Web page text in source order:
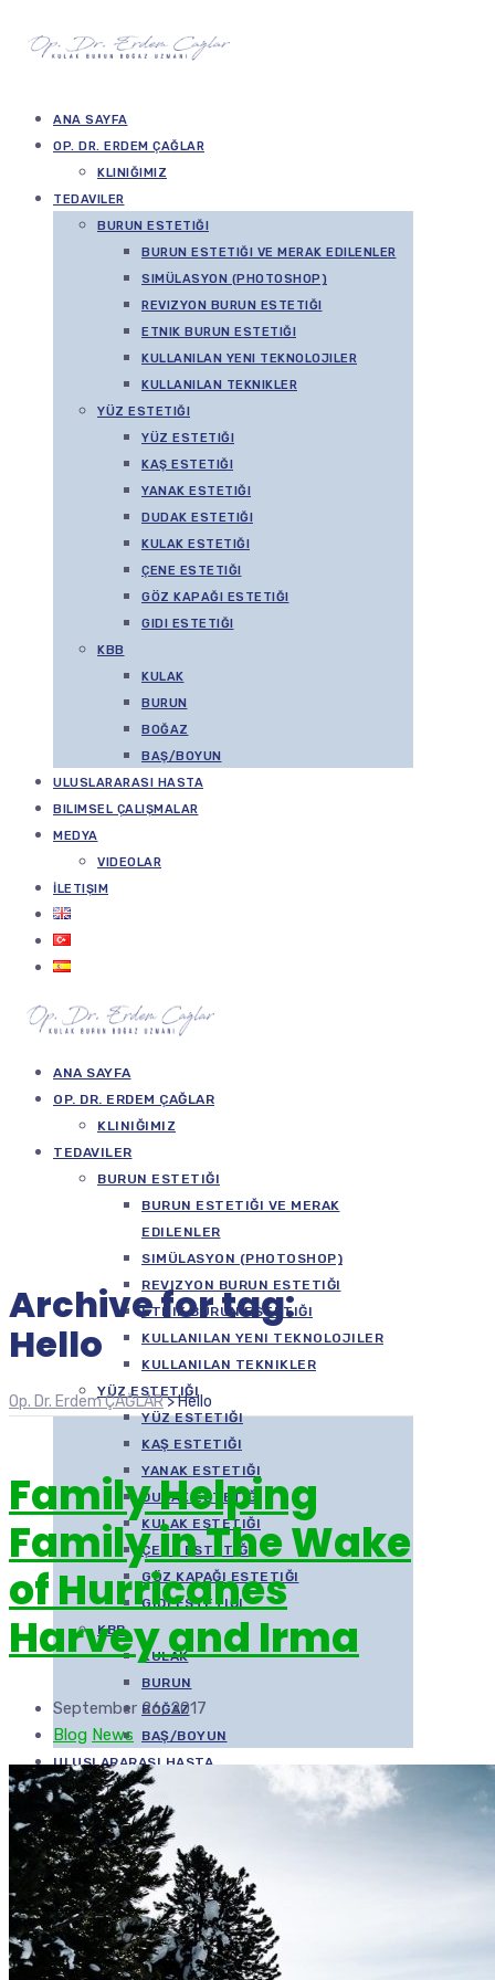
ANA SAYFA
OP. DR. ERDEM ÇAĞLAR
KLINIĞIMIZ
TEDAVILER
BURUN ESTETIĞI
BURUN ESTETIĞI VE MERAK EDILENLER
SIMÜLASYON (PHOTOSHOP)
REVIZYON BURUN ESTETIĞI
ETNIK BURUN ESTETIĞI
KULLANILAN YENI TEKNOLOJILER
KULLANILAN TEKNIKLER
YÜZ ESTETIĞI
YÜZ ESTETIĞI
KAŞ ESTETIĞI
YANAK ESTETIĞI
DUDAK ESTETIĞI
KULAK ESTETIĞI
ÇENE ESTETIĞI
GÖZ KAPAĞI ESTETIĞI
GIDI ESTETIĞI
KBB
KULAK
BURUN
BOĞAZ
BAŞ/BOYUN
ULUSLARARASI HASTA
BILIMSEL ÇALIŞMALAR
MEDYA
VIDEOLAR
İLETIŞIM
ANA SAYFA
OP. DR. ERDEM ÇAĞLAR
KLINIĞIMIZ
TEDAVILER
BURUN ESTETIĞI
BURUN ESTETIĞI VE MERAK
EDILENLER
SIMÜLASYON (PHOTOSHOP)
REVIZYON BURUN ESTETIĞI
ETNIK BURUN ESTETIĞI
KULLANILAN YENI TEKNOLOJILER
KULLANILAN TEKNIKLER
YÜZ ESTETIĞI
YÜZ ESTETIĞI
KAŞ ESTETIĞI
YANAK ESTETIĞI
DUDAK ESTETIĞI
KULAK ESTETIĞI
ÇENE ESTETIĞI
GÖZ KAPAĞI ESTETIĞI
GIDI ESTETIĞI
KBB
KULAK
BURUN
BOĞAZ
BAŞ/BOYUN
ULUSLARARASI HASTA
BILIMSEL ÇALIŞMALAR
MEDYA
VIDEOLAR
İLETIŞIM
Archive for tag:
Hello
Op. Dr. Erdem ÇAĞLAR>Hello
Family Helping
Family in The Wake
of Hurricanes
Harvey and Irma
September 26, 2017
Blog News